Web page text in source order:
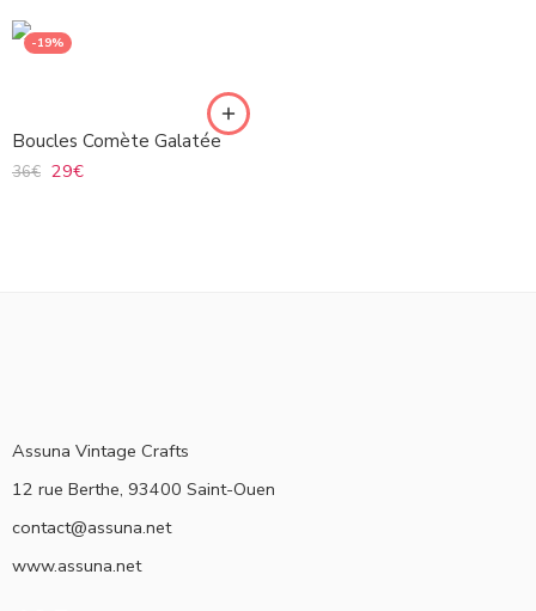
-19%
Boucles Comète Galatée
36€ 29€
Assuna Vintage Crafts
12 rue Berthe, 93400 Saint-Ouen
contact@assuna.net
www.assuna.net